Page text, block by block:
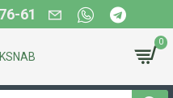
61
0